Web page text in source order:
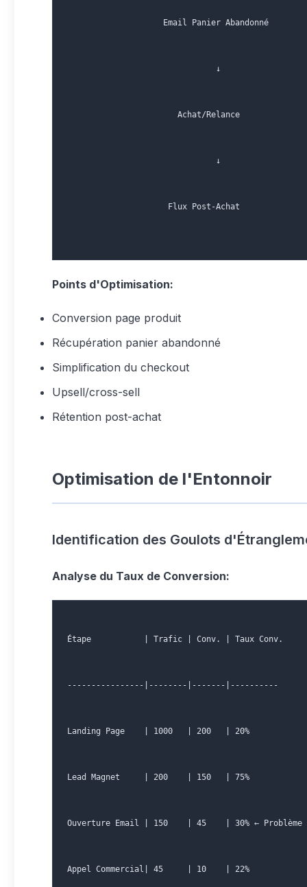
                    Email Panier Abandonné
                               ↓
                       Achat/Relance
                               ↓
                     Flux Post-Achat
Points d'Optimisation:
Conversion page produit
Récupération panier abandonné
Simplification du checkout
Upsell/cross-sell
Rétention post-achat
Optimisation de l'Entonnoir
Identification des Goulots
Analyse du Taux de Conversion:
Étape           | Trafic | Conv. | Taux Conv.
----------------|--------|-------|----------
Landing Page    | 1000   | 200   | 20%
Lead Magnet     | 200    | 150   | 75%
Ouverture Email | 150    | 45    | 30% ← Problème
Appel Commercial| 45     | 10    | 22%